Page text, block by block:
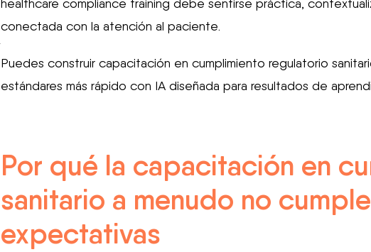
healthcare compliance training debe sentirse práctica,
conectada con la atención al paciente.
Puedes construir capacitación en cumplimiento regulatorio
estándares más rápido con IA diseñada para resultados de
Por qué la capacitación en
sanitario a menudo no
expectativas